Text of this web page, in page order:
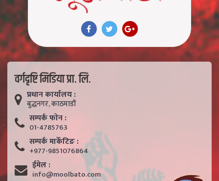
वर्गदृष्टि मिडिया प्रा. लि.
प्रधान कार्यालय :
बुद्धनगर, काठमाडाैं
सम्पर्क फाेन :
01-4785763
सम्पर्क मार्केटिङ :
+977-9851076864
ईमेल :
info@moolbato.com